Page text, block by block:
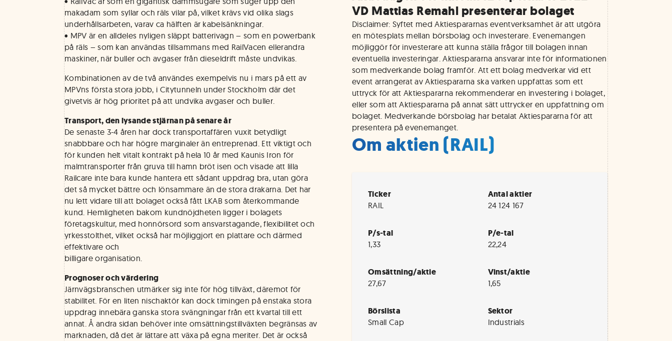
makadam som syllar och räls vilar på, vilket krävs vid olika slags
underhållsarbeten, varav ca hälften är kabelsänkningar.
• MPV är en alldeles nyligen släppt batterivagn – som en powerbank
på räls – som kan användas tillsammans med RailVacen ellerandra
maskiner, när buller och avgaser från dieseldrift måste undvikas.
Kombinationen av de två användes exempelvis nu i mars på ett av
MPVns första stora jobb, i Citytunneln under Stockholm där det
givetvis är hög prioritet på att undvika avgaser och buller.
Transport, den lysande stjärnan på senare år
De senaste 3-4 åren har dock transportaffären vuxit betydligt
snabbbare och har högre marginaler än entreprenad. Ett viktigt och
för kunden helt vitalt kontrakt på hela 10 år med Kaunis Iron för
malmtransporter från gruva till hamn bröt isen och visade att lilla
Railcare inte bara kunde hantera ett sådant uppdrag bra, utan göra
det så mycket bättre och lönsammare än de stora drakarna. Det har
nu lett vidare till att bolaget också fått LKAB som återkommande
kund. Hemligheten bakom kundnöjdheten ligger i bolagets
företagskultur, med honnörsord som ansvarstagande, flexibilitet och
yrkesstolthet, vilket också har möjliggjort en plattare och därmed
effektivare och
billigare organisation.
Prognoser och värdering
Järnvägsbranschen utmärker sig inte för hög tillväxt, däremot för
stabilitet. För en liten nischaktör kan dock timingen på enstaka stora
uppdrag innebära ganska stora svängningar från ett kvartal till ett
annat. Å andra sidan behöver inte omsättningstillväxten begränsas av
marknaden, då det är lättare att växa på egna meriter. Det är också
VD Mattias Remahl presenterar bolaget
Disclaimer: Syftet med Aktiespararnas eventverksamhet är att utgöra
en mötesplats mellan börsbolag och investerare. Evenemangen
möjliggör för investerare att kunna ställa frågor till bolagen innan
eventuella investeringar. Aktiespararna ansvarar inte för informationen
som medverkande bolag framför. Att ett bolag medverkar vid ett
event arrangerat av Aktiespararna ska varken uppfattas som ett
uttryck för att Aktiespararna rekommenderar en investering i bolaget,
eller som att Aktiespararna på annat sätt uttrycker en uppfattning om
bolaget. Medverkande börsbolag har betalat Aktiespararna för att
presentera på evenemanget.
Om aktien (RAIL)
Ticker
RAIL
Antal aktier
24 124 167
P/s-tal
1,33
P/e-tal
22,24
Omsättning/aktie
27,67
Vinst/aktie
1,65
Börslista
Small Cap
Sektor
Industrials